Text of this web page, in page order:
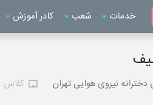
خدمات شعب کادر آموزش
دخترانه نیروی هوایی تهران کلاس: